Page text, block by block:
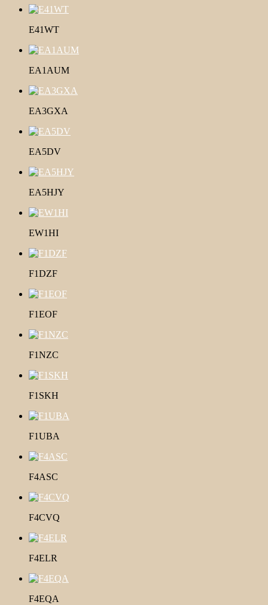
E41WT
EA1AUM
EA3GXA
EA5DV
EA5HJY
EW1HI
F1DZF
F1EOF
F1NZC
F1SKH
F1UBA
F4ASC
F4CVQ
F4ELR
F4EQA